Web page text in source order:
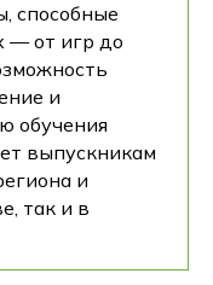
способные
— от игр до
и
обучения
выпускникам
и
так и в